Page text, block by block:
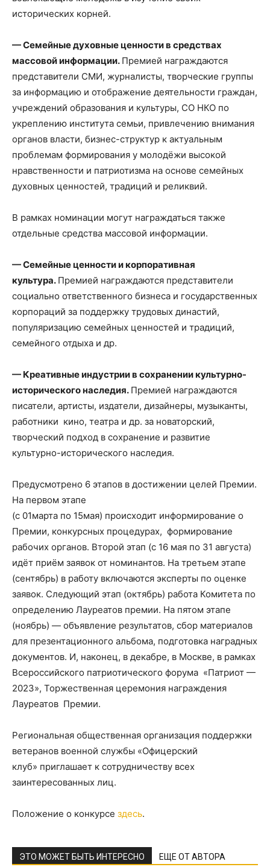
исторических корней.
—Семейные духовные ценности в средствах
массовой информации. Премией награждаются
представители СМИ, журналисты, творческие группы
за информацию и отображение деятельности граждан,
учреждений образования и культуры, СО НКО по
укреплению института семьи, привлечению внимания
органов власти, бизнес-структур к актуальным
проблемам формирования у молодёжи высокой
нравственности и патриотизма на основе семейных
духовных ценностей, традиций и реликвий.
В рамках номинации могут награждаться также
отдельные средства массовой информации.
—Семейные ценности и корпоративная
культура. Премией награждаются представители
социально ответственного бизнеса и государственных
корпораций за поддержку трудовых династий,
популяризацию семейных ценностей и традиций,
семейного отдыха и др.
— Креативные индустрии в сохранении культурно-
исторического наследия. Премией награждаются
писатели, артисты, издатели, дизайнеры, музыканты,
работники кино, театра и др. за новаторский,
творческий подход в сохранение и развитие
культурно-исторического наследия.
Предусмотрено 6 этапов в достижении целей Премии.
На первом этапе
(с 01марта по 15мая) происходит информирование о
Премии, конкурсных процедурах, формирование
рабочих органов. Второй этап (с 16 мая по 31 августа)
идёт приём заявок от номинантов. На третьем этапе
(сентябрь) в работу включаются эксперты по оценке
заявок. Следующий этап (октябрь) работа Комитета по
определению Лауреатов премии. На пятом этапе
(ноябрь) — объявление результатов, сбор материалов
для презентационного альбома, подготовка наградных
документов. И, наконец, в декабре, в Москве, в рамках
Всероссийского патриотического форума «Патриот —
2023», Торжественная церемония награждения
Лауреатов Премии.
Региональная общественная организация поддержки
ветеранов военной службы «Офицерский
клуб» приглашает к сотрудничеству всех
заинтересованных лиц.
Положение о конкурсе здесь.
ЭТО МОЖЕТ БЫТЬ ИНТЕРЕСНО ЕЩЕ ОТ АВТОРА